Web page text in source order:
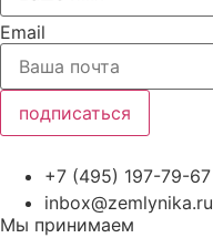
Email
подписаться
+7 (495) 197-79-67
inbox@zemlynika.ru
Мы принимаем